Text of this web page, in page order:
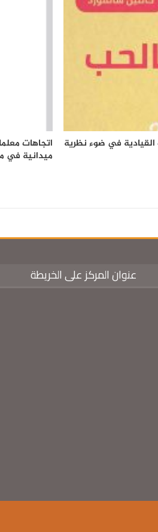
القيادية في ضوء نظرية
اتجاهات
ميدانية
عنوان المركز على الخريطة